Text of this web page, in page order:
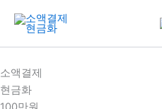
건
너
소액결제
현금화